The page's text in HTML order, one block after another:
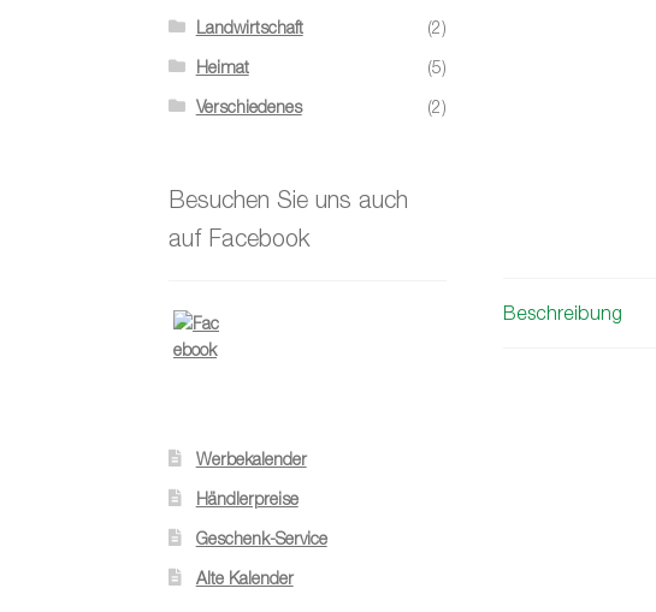
Beschreibung
Landwirtschaft
(2)
Heimat
(5)
Verschiedenes
(2)
Besuchen Sie uns auch
auf Facebook
Werbekalender
Händlerpreise
Geschenk-Service
Alte Kalender